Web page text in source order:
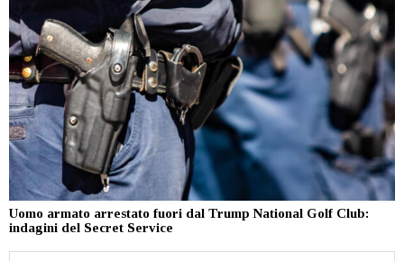
Uomo armato arrestato fuori dal Trump National Golf Club:
indagini del Secret Service